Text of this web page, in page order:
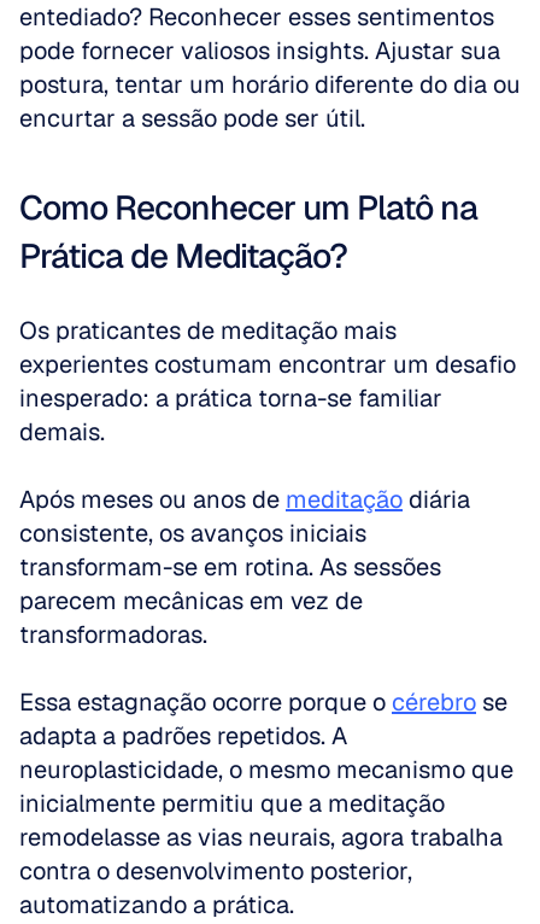
entediado? Reconhecer esses sentimentos
pode fornecer valiosos insights. Ajustar sua
postura, tentar um horário diferente do dia ou
encurtar a sessão pode ser útil.
Como Reconhecer um Platô na
Prática de Meditação?
Os praticantes de meditação mais
experientes costumam encontrar um desafio
inesperado: a prática torna-se familiar
demais.
Após meses ou anos de meditação diária
consistente, os avanços iniciais
transformam-se em rotina. As sessões
parecem mecânicas em vez de
transformadoras.
Essa estagnação ocorre porque o cérebro se
adapta a padrões repetidos. A
neuroplasticidade, o mesmo mecanismo que
inicialmente permitiu que a meditação
remodelasse as vias neurais, agora trabalha
contra o desenvolvimento posterior,
automatizando a prática.